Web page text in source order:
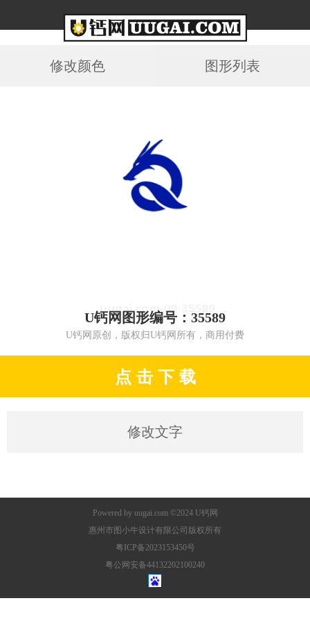
修改颜色 图形列表
U钙网图形编号：35589
U钙网原创，版权归U钙网所有，商用付费
点 击 下 载
修改文字
Powered by uugai.com©2024 U钙网
惠州市图小牛设计有限公司版权所有
粤ICP备2023153450号
粤公网安备44132202100240